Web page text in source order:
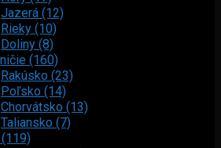
Jazerá (12)
Rieky (10)
Doliny (8)
(160)
Rakúsko (23)
Poľsko (14)
Chorvátsko (13)
Taliansko (7)